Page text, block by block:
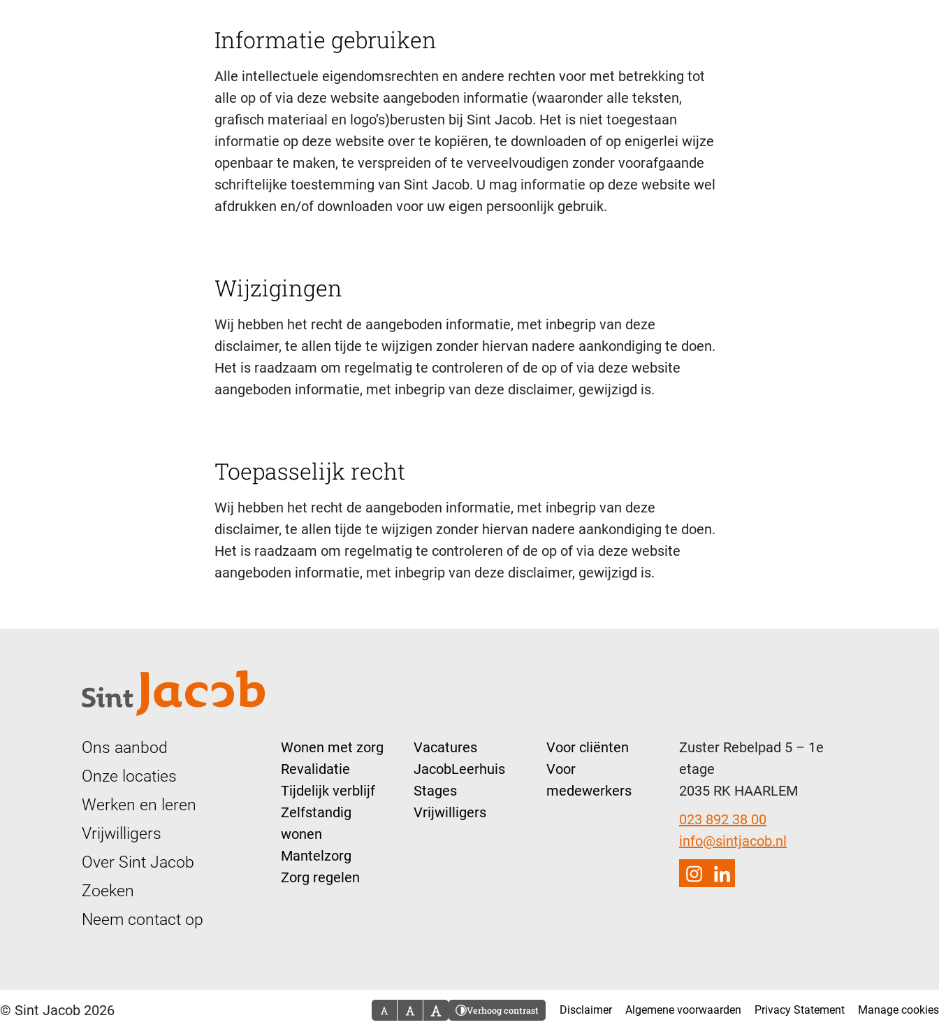
Informatie gebruiken
Alle intellectuele eigendomsrechten en andere rechten voor met betrekking tot
alle op of via deze website aangeboden informatie (waaronder alle teksten,
grafisch materiaal en logo’s)berusten bij Sint Jacob. Het is niet toegestaan
informatie op deze website over te kopiëren, te downloaden of op enigerlei wijze
openbaar te maken, te verspreiden of te verveelvoudigen zonder voorafgaande
schriftelijke toestemming van Sint Jacob. U mag informatie op deze website wel
afdrukken en/of downloaden voor uw eigen persoonlijk gebruik.
Wijzigingen
Wij hebben het recht de aangeboden informatie, met inbegrip van deze
disclaimer, te allen tijde te wijzigen zonder hiervan nadere aankondiging te doen.
Het is raadzaam om regelmatig te controleren of de op of via deze website
aangeboden informatie, met inbegrip van deze disclaimer, gewijzigd is.
Toepasselijk recht
Wij hebben het recht de aangeboden informatie, met inbegrip van deze
disclaimer, te allen tijde te wijzigen zonder hiervan nadere aankondiging te doen.
Het is raadzaam om regelmatig te controleren of de op of via deze website
aangeboden informatie, met inbegrip van deze disclaimer, gewijzigd is.
Ons aanbod
Onze locaties
Werken en leren
Vrijwilligers
Over Sint Jacob
Zoeken
Neem contact op
Wonen met zorg
Revalidatie
Tijdelijk verblijf
Zelfstandig
wonen
Mantelzorg
Zorg regelen
Vacatures
JacobLeerhuis
Stages
Vrijwilligers
Voor cliënten
Voor
medewerkers
Zuster Rebelpad 5 – 1e
etage
2035 RK HAARLEM
023 892 38 00
info@sintjacob.nl
© Sint Jacob 2026 Verhoog contrast Disclaimer Algemene voorwaarden Privacy Statement Manage cookies